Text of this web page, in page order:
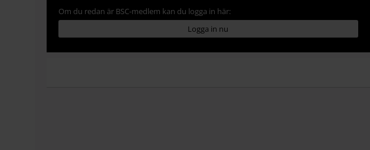
Om du redan är BSC-medlem kan du logga in här:
Logga in nu